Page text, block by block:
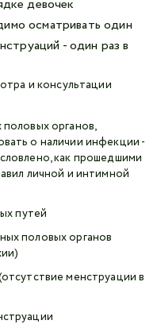
девочек
осматривать один
- один раз в
и консультации
органов,
о наличии инфекции -
как прошедшими
личной и интимной
путей
половых органов
менструации в